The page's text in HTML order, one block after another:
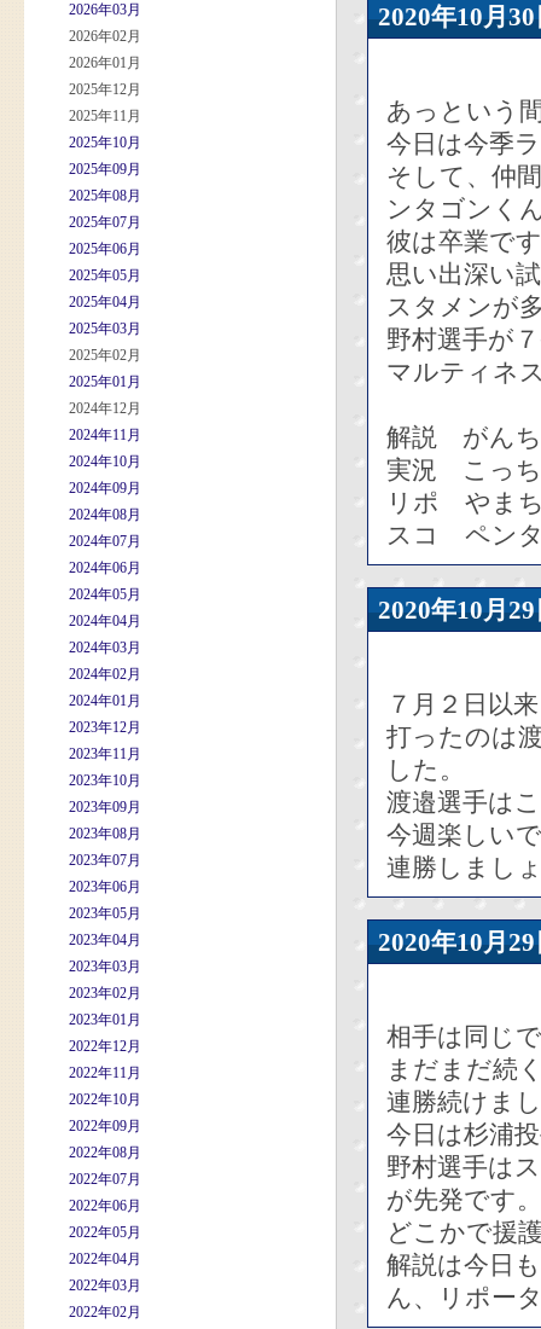
2026年03月
2026年02月
2026年01月
2025年12月
2025年11月
2025年10月
2025年09月
2025年08月
2025年07月
2025年06月
2025年05月
2025年04月
2025年03月
2025年02月
2025年01月
2024年12月
2024年11月
2024年10月
2024年09月
2024年08月
2024年07月
2024年06月
2024年05月
2024年04月
2024年03月
2024年02月
2024年01月
2023年12月
2023年11月
2023年10月
2023年09月
2023年08月
2023年07月
2023年06月
2023年05月
2023年04月
2023年03月
2023年02月
2023年01月
2022年12月
2022年11月
2022年10月
2022年09月
2022年08月
2022年07月
2022年06月
2022年05月
2022年04月
2022年03月
2022年02月
2020年10
あっという
今日は今季
そして、仲
ンタゴンく
彼は卒業で
思い出深い
スタメンが
野村選手が
マルティネ
解説 がん
実況 こっ
リポ やま
スコ ペン
2020年10
７月２日以
打ったのは
した。
渡邉選手は
今週楽しい
連勝しまし
2020年10
相手は同じ
まだまだ続
連勝続けま
今日は杉浦
野村選手は
が先発です。
どこかで援
解説は今日
ん、リポー